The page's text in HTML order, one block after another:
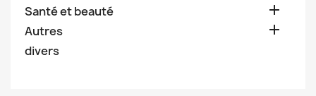
Santé et beauté 
Autres 
divers